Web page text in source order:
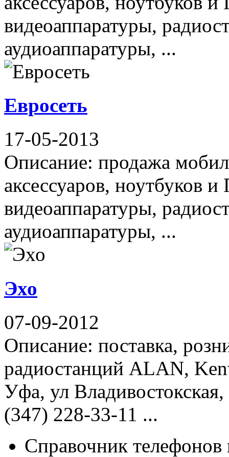
видеоаппаратуры,
аудиоаппаратуры, ...
Евросеть
17-05-2013
Описание: продажа
аксессуаров, ноутбуков
видеоаппаратуры,
аудиоаппаратуры, ...
Эхо
07-09-2012
Описание: поставка,
радиостанций ALAN,
Уфа, ул
(347) 228-33-11 ...
Справочник